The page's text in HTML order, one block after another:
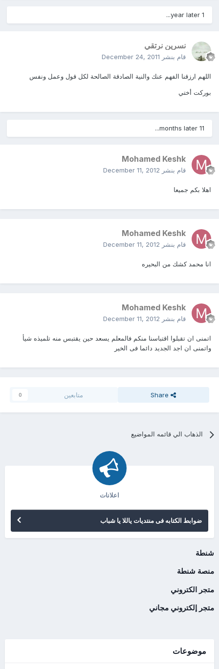
نسرين نرتقي
قام بنشر December 24, 2011
اللهم ارزقنا الفهم عنك والنية الصادقة الصالحة لكل قول وعمل ونفس
بوركت أختي
11 months later...
Mohamed Keshk
قام بنشر December 11, 2012
اهلا بكم جميعا
Mohamed Keshk
قام بنشر December 11, 2012
انا محمد كشك من البحيره
Mohamed Keshk
قام بنشر December 11, 2012
اتمنى ان تقبلوا اقتباسنا منكم فالمعلم يسعد حين يقتبس منه تلميذه شيأ
واتمنى ان اجد الجديد دائما فى الخير
Share متابعين 0
الذهاب الي قائمه المواضيع
اعلانات
ضوابط الكتابه فى منتديات ياللا يا شباب
شنطة
منصة شنطة
متجر الكتروني
متجر إلكتروني مجاني
موضوعات